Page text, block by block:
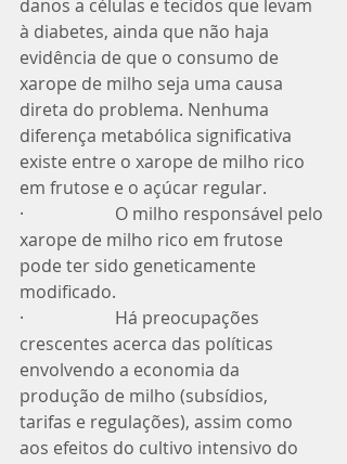
danos a células e tecidos que levam
à diabetes, ainda que não haja
evidência de que o consumo de
xarope de milho seja uma causa
direta do problema. Nenhuma
diferença metabólica significativa
existe entre o xarope de milho rico
em frutose e o açúcar regular.
·                     O milho responsável pelo
xarope de milho rico em frutose
pode ter sido geneticamente
modificado.
·                     Há preocupações
crescentes acerca das políticas
envolvendo a economia da
produção de milho (subsídios,
tarifas e regulações), assim como
aos efeitos do cultivo intensivo do